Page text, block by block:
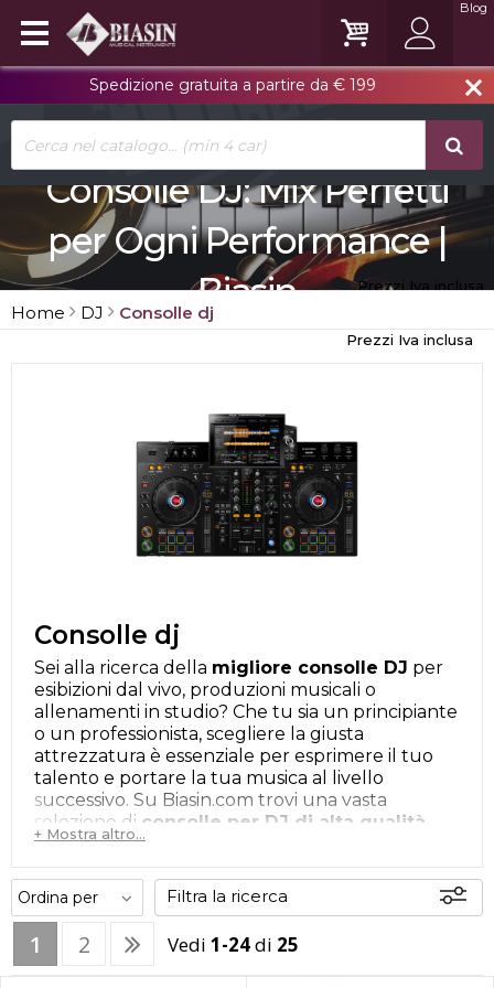
close
Spedizione gratuita a partire da € 199
Blog
Consolle DJ: Mix Perfetti
per Ogni Performance |
Biasin
Prezzi Iva inclusa
Home DJ Consolle dj
Prezzi Iva inclusa
Consolle dj
Sei alla ricerca della migliore consolle DJ per
esibizioni dal vivo, produzioni musicali o
allenamenti in studio? Che tu sia un principiante
o un professionista, scegliere la giusta
attrezzatura è essenziale per esprimere il tuo
talento e portare la tua musica al livello
successivo. Su Biasin.com trovi una vasta
selezione di consolle per DJ di alta qualità
con modelli adatti a tutte le esigenze e a ogni
Specifiche delle Consolle DJ
Le consolle DJ si distinguono per funzionalità
+ Mostra altro...
Filtra la ricerca
Novità Offerte
1 2 Vedi 1-24di 25